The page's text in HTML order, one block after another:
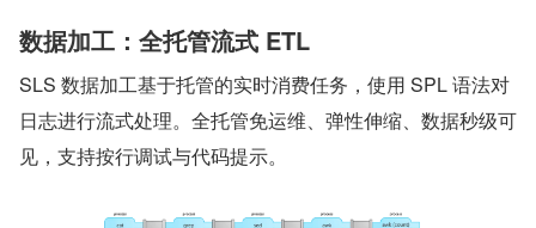
数据加工：全托管流式 ETL
SLS 数据加工基于托管的实时消费任务，使用 SPL 语法对
日志进行流式处理。全托管免运维、弹性伸缩、数据秒级可
见，支持按行调试与代码提示。